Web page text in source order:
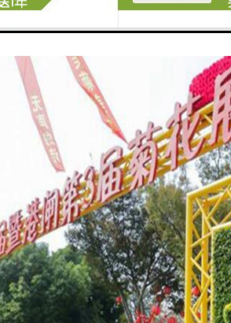
人涉入本行业，开始致力于仿真植物、保鲜植物的研